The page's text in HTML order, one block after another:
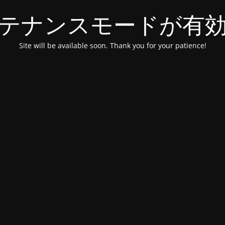
ナンスモードが有
Site will be available soon. Thank you for your patience!